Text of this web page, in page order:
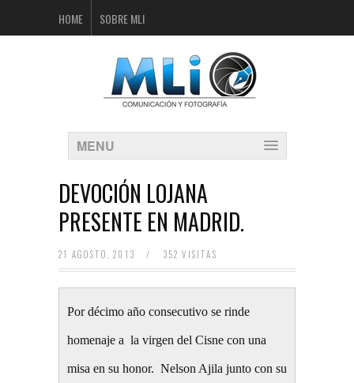
HOME SOBRE MLI
MENU
DEVOCIÓN LOJANA
PRESENTE EN MADRID.
21 AGOSTO, 2013 / 352 VISITAS
Por décimo año consecutivo se rinde
homenaje a la virgen del Cisne con una
misa en su honor. Nelson Ajila junto con su